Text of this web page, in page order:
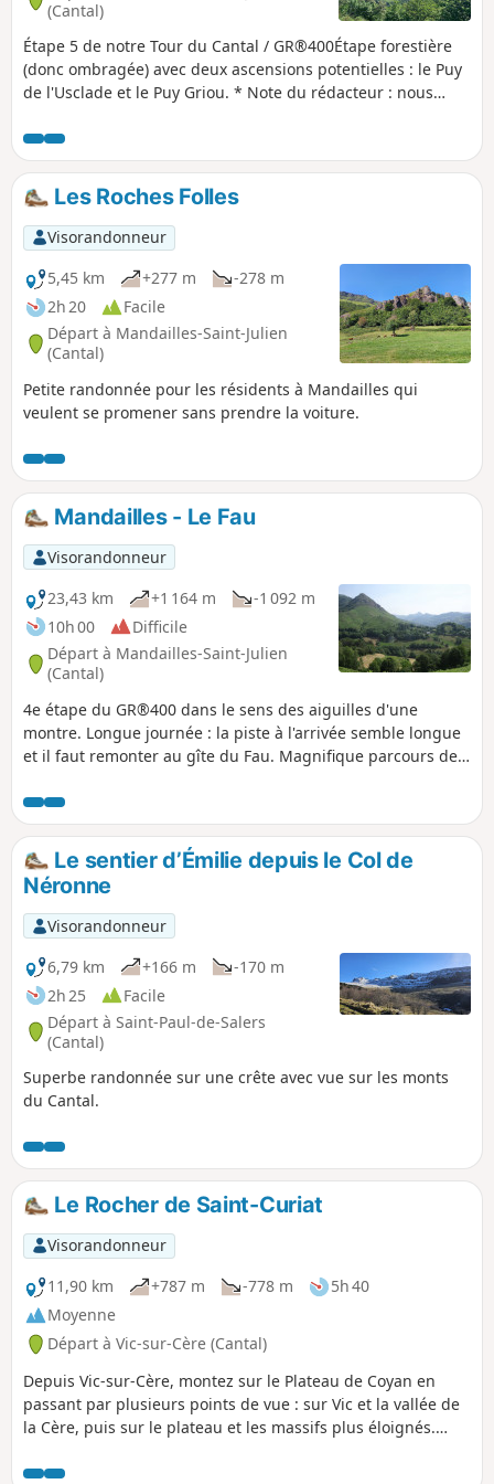
(Cantal)
Étape 5 de notre Tour du Cantal / GR®400Étape forestière
(donc ombragée) avec deux ascensions potentielles : le Puy
de l'Usclade et le Puy Griou. * Note du rédacteur : nous
GR®400 qui va faire un large détour jusqu'au Col de Pertus
ce qui nous parait sans intérêt pour nous. Nous rejoindrons
le col de Gliziou par les PR® (Balisage Orange et Vert) qui
remontent la vallée du Ruisseau du Luc.
Les Roches Folles
Visorandonneur
5,45 km
+277 m
-278 m
2h 20
Facile
Départ à Mandailles-Saint-Julien
(Cantal)
Petite randonnée pour les résidents à Mandailles qui
veulent se promener sans prendre la voiture.
Mandailles - Le Fau
Visorandonneur
23,43 km
+1 164 m
-1 092 m
10h 00
Difficile
Départ à Mandailles-Saint-Julien
(Cantal)
4e étape du GR®400 dans le sens des aiguilles d'une
montre. Longue journée : la piste à l'arrivée semble longue
et il faut remonter au gîte du Fau. Magnifique parcours de
Le sentier d’Émilie depuis le Col de
Néronne
Visorandonneur
6,79 km
+166 m
-170 m
2h 25
Facile
Départ à Saint-Paul-de-Salers
(Cantal)
Superbe randonnée sur une crête avec vue sur les monts
du Cantal.
Le Rocher de Saint-Curiat
Visorandonneur
11,90 km
+787 m -778 m
5h 40
Moyenne
Départ à Vic-sur-Cère (Cantal)
Depuis Vic-sur-Cère, montez sur le Plateau de Coyan en
passant par plusieurs points de vue : sur Vic et la vallée de
la Cère, puis sur le plateau et les massifs plus éloignés.
ermitage et la Grotte des Anglais, ancien abri pour les